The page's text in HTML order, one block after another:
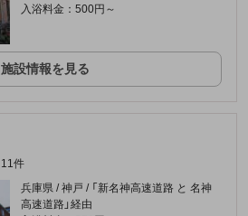
入浴料金：500円～
施設情報を見る
11件
兵庫県 / 神戸 / 「新名神高速道路 と 名神
高速道路」経由